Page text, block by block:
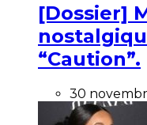
[Dossier]
“Caution”.
30